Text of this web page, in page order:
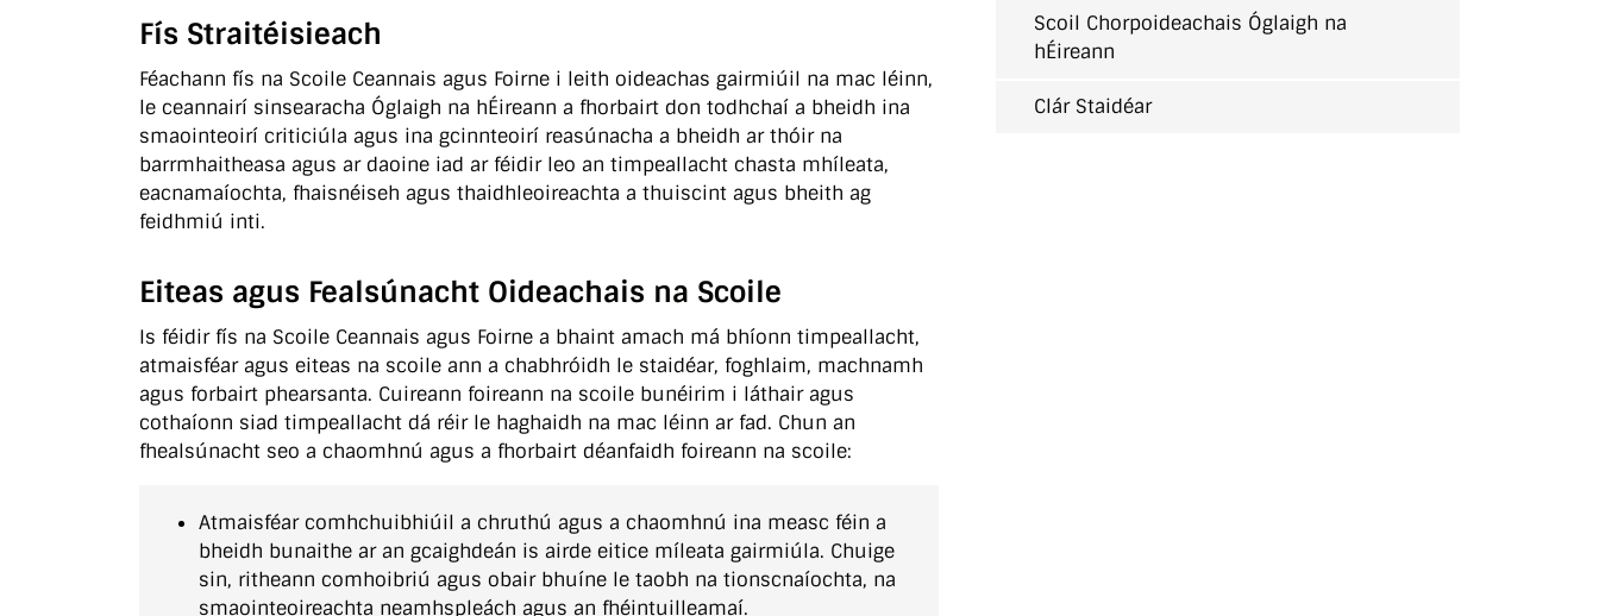
Fís Straitéisieach
Féachann fís na Scoile Ceannais agus Foirne i leith oideachas gairmiúil na mac léinn,
le ceannairí sinsearacha Óglaigh na hÉireann a fhorbairt don todhchaí a bheidh ina
smaointeoirí criticiúla agus ina gcinnteoirí reasúnacha a bheidh ar thóir na
barrmhaitheasa agus ar daoine iad ar féidir leo an timpeallacht chasta mhíleata,
eacnamaíochta, fhaisnéiseh agus thaidhleoireachta a thuiscint agus bheith ag
feidhmiú inti.
Eiteas agus Fealsúnacht Oideachais na Scoile
Is féidir fís na Scoile Ceannais agus Foirne a bhaint amach má bhíonn timpeallacht,
atmaisféar agus eiteas na scoile ann a chabhróidh le staidéar, foghlaim, machnamh
agus forbairt phearsanta. Cuireann foireann na scoile bunéirim i láthair agus
cothaíonn siad timpeallacht dá réir le haghaidh na mac léinn ar fad. Chun an
fhealsúnacht seo a chaomhnú agus a fhorbairt déanfaidh foireann na scoile:
Atmaisféar comhchuibhiúil a chruthú agus a chaomhnú ina measc féin a
bheidh bunaithe ar an gcaighdeán is airde eitice míleata gairmiúla. Chuige
sin, ritheann comhoibriú agus obair bhuíne le taobh na tionscnaíochta, na
smaointeoireachta neamhspleách agus an fhéintuilleamaí.
Scoil Chorpoideachais Óglaigh na
hÉireann
Clár Staidéar